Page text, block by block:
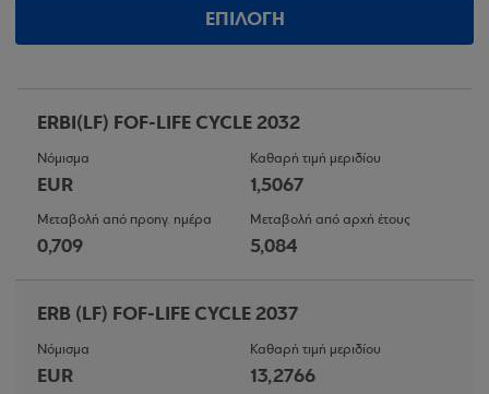
ΕΠΙΛΟΓΗ
ERBI(LF) FOF-LIFE CYCLE 2032
Νόμισμα
EUR
Καθαρή τιμή μεριδίου
1,5067
Μεταβολή από προηγ. ημέρα
0,709
Μεταβολή από αρχή έτους
5,084
ERB (LF) FOF-LIFE CYCLE 2037
Νόμισμα
EUR
Καθαρή τιμή μεριδίου
13,2766